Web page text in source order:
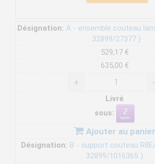
Désignation: A - ensemble couteau
: 32899/27377 )
529,17 €
635,00 €
+ -
Livré
sous:
Ajouter au panier
Désignation: B - support couteau
32899/101636S )